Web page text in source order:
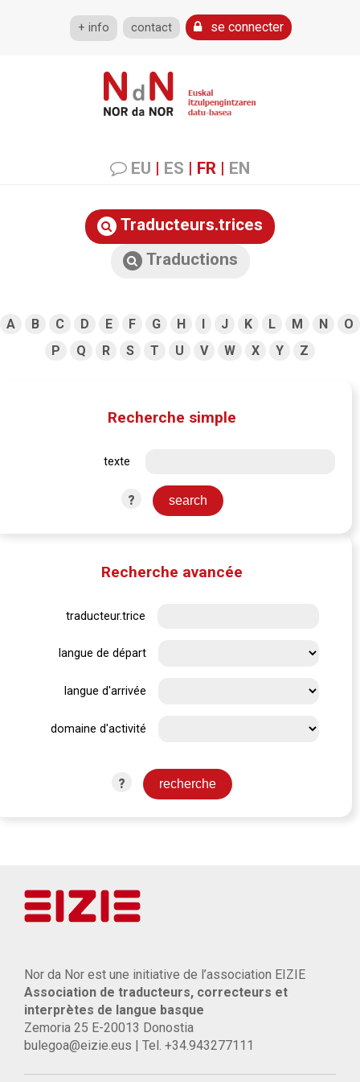
+ info contact se connecter
EU | ES | FR | EN
Traducteurs.trices
Traductions
A B C D E F G H I J K L M N
O
P
Q R S T U V W X Y Z
Recherche simple
texte
?
Recherche avancée
traducteur.trice
langue de départ
langue d'arrivée
domaine d'activité
?
Nor da Nor est une initiative de l’association EIZIE
Association de traducteurs, correcteurs et
interprètes de langue basque
Zemoria 25 E-20013 Donostia
bulegoa@eizie.eus | Tel. +34.943277111